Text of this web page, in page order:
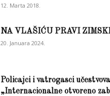
12. Marta 2018.
NA VLAŠIĆU PRAVI
20. Januara 2024.
Policajci i vatrogasci
„Internacionalne otvoreno